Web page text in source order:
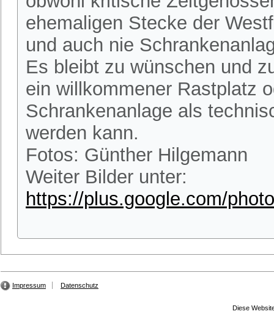
ehemaligen Stecke der
und auch nie
Es bleibt zu wünschen und
ein willkommener Rastplatz
Schrankenanlage als
werden kann.
Fotos: Günther Hilgemann
Weiter Bilder unter:
https://plus.google.com/
Impressum Datenschutz
Diese